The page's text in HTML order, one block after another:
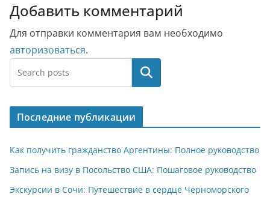
Добавить комментарий
Для отправки комментария вам необходимо
авторизоваться.
Поиск
Последние публикации
Как получить гражданство Аргентины: Полное руководство
Запись на визу в Посольство США: Пошаговое руководство
Экскурсии в Сочи: Путешествие в сердце Черноморского